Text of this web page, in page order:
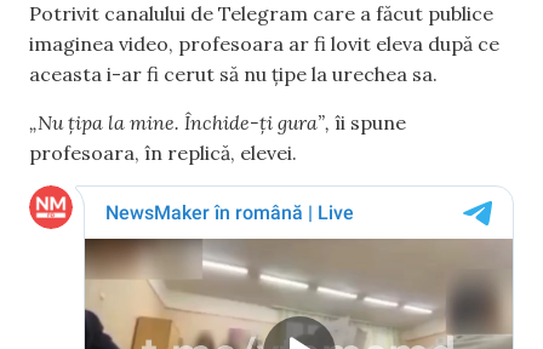
Potrivit canalului de Telegram care a făcut publice
imaginea video, profesoara ar fi lovit eleva după ce
aceasta i-ar fi cerut să nu țipe la urechea sa.
„Nu țipa la mine. Închide-ți gura”, îi spune
profesoara, în replică, elevei.